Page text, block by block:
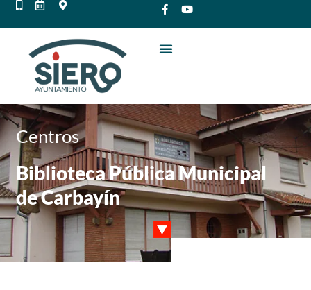
Centros
Biblioteca Pública Municipal
de Carbayín